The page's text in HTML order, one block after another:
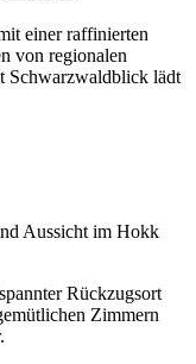
einer raffinierten
von regionalen
Schwarzwaldblick lädt
Rückzugsort
Zimmern